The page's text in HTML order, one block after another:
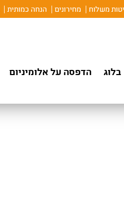
משלוח מחירונים הנחה כמותית
בלוג הדפסה על אלומיניום